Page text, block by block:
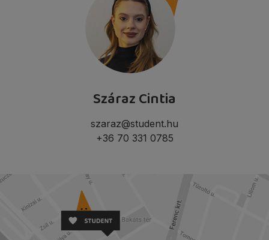
Száraz Cintia
szaraz@student.hu
+36 70 331 0785